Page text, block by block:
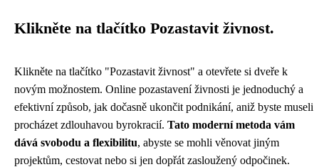
Klikněte na tlačítko Pozastavit živnost.
Klikněte na tlačítko "Pozastavit živnost" a otevřete si dveře k
novým možnostem. Online pozastavení živnosti je jednoduchý a
efektivní způsob, jak dočasně ukončit podnikání, aniž byste museli
procházet zdlouhavou byrokracií. Tato moderní metoda vám
dává svobodu a flexibilitu, abyste se mohli věnovat jiným
projektům, cestovat nebo si jen dopřát zasloužený odpočinek.